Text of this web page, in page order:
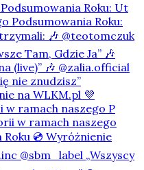
Roku: Ut
w ramach naszego P